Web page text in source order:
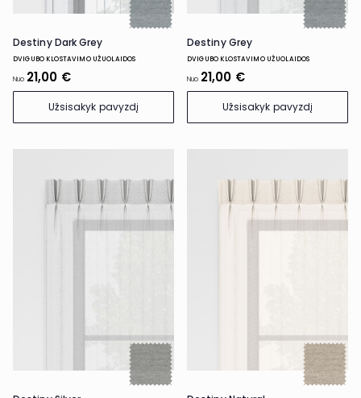
Destiny Dark Grey
DVIGUBO KLOSTAVIMO UŽUOLAIDOS
Nuo 21,00 €
Užsisakyk pavyzdį
Destiny Grey
DVIGUBO KLOSTAVIMO UŽUOLAIDOS
Nuo 21,00 €
Užsisakyk pavyzdį